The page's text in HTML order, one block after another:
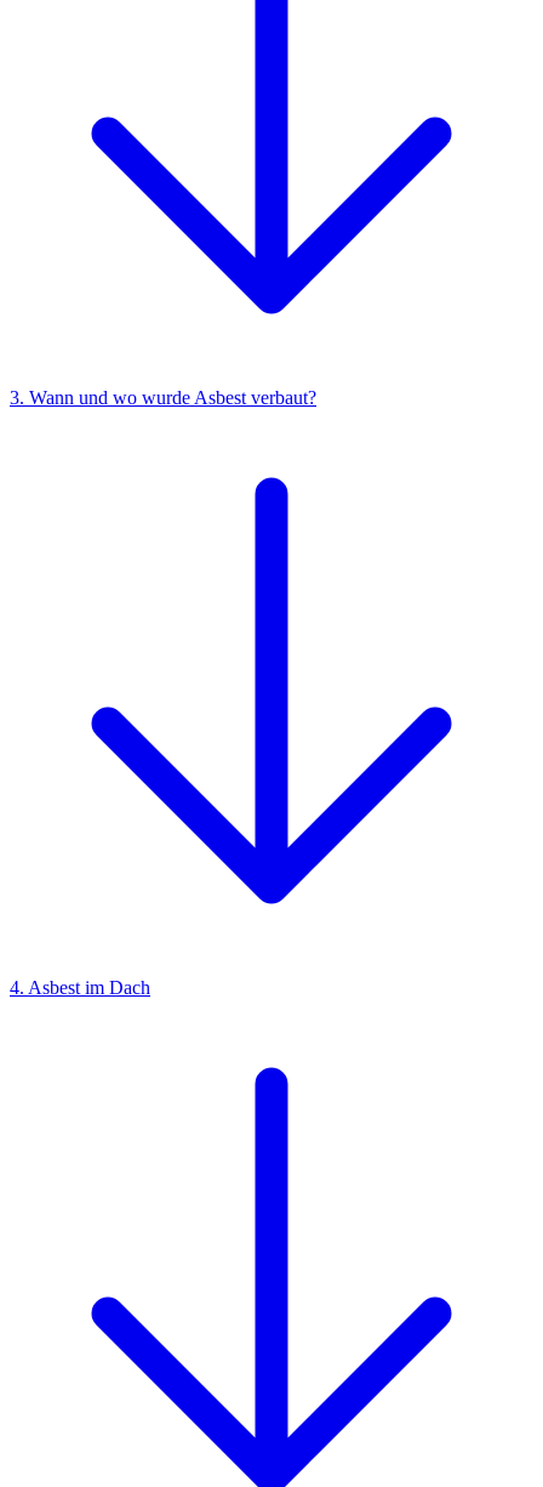
3. Wann und wo wurde Asbest verbaut?
4. Asbest im Dach